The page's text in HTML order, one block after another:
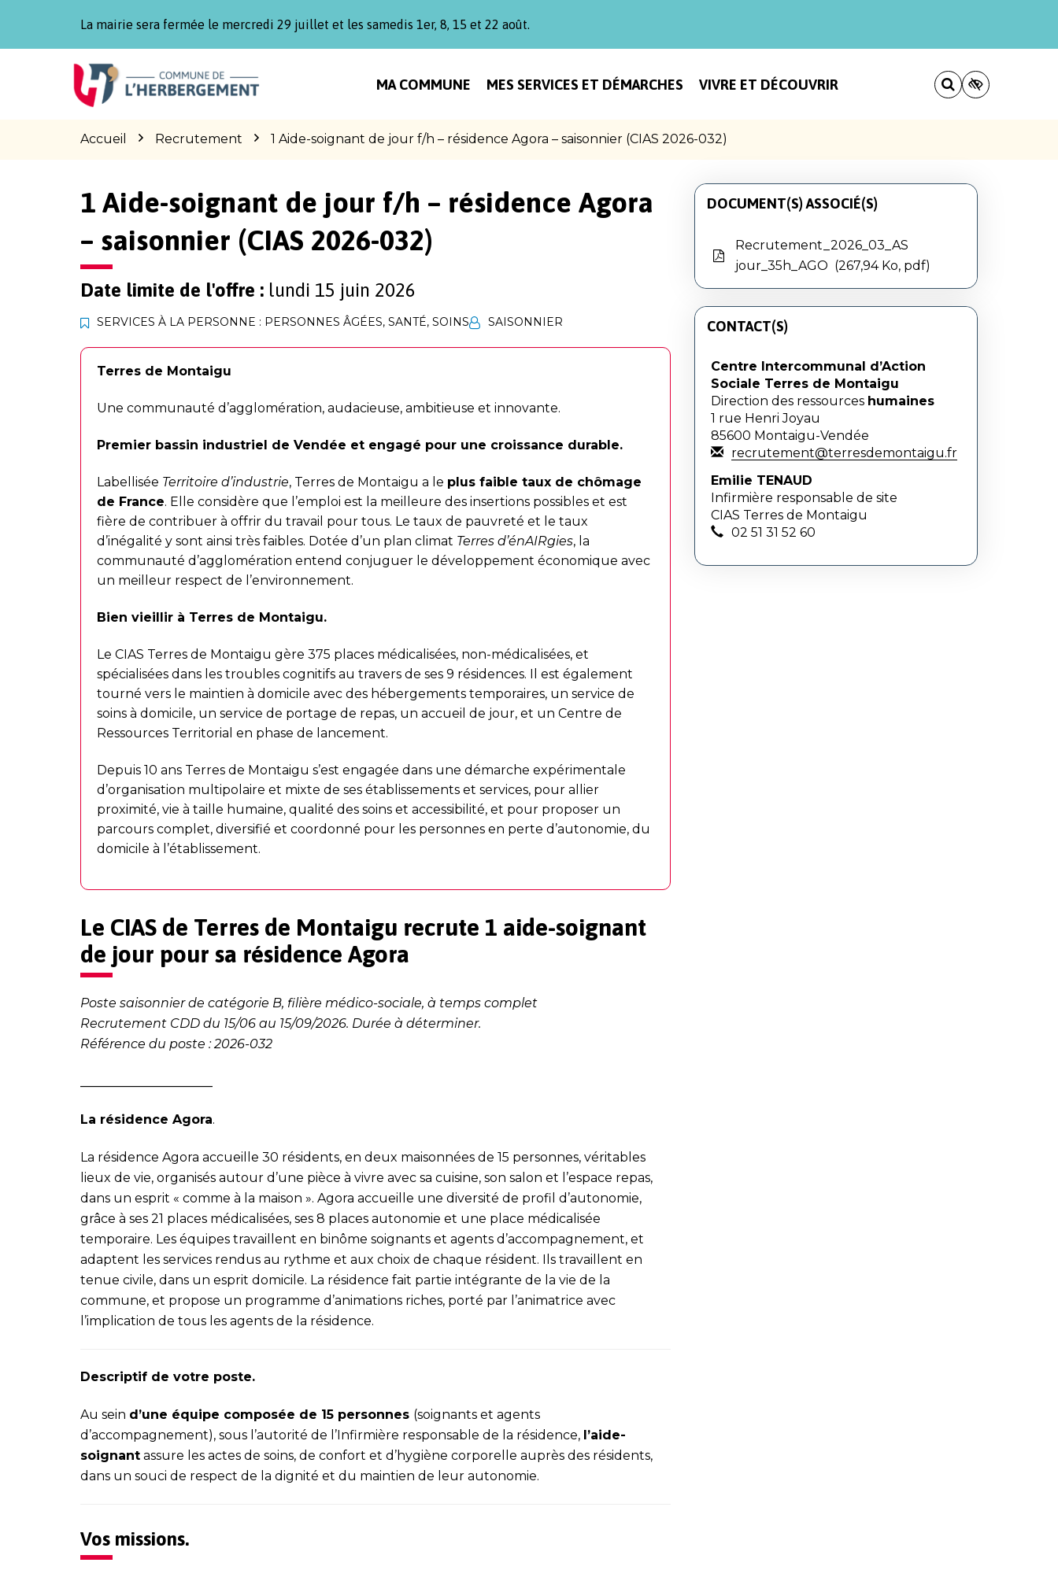
La mairie sera fermée le mercredi 29 juillet et les samedis 1er, 8, 15 et 22 août.
MA COMMUNE MES SERVICES ET DÉMARCHES VIVRE ET DÉCOUVRIR
Accueil Recrutement 1 Aide-soignant de jour f/h – résidence Agora – saisonnier (CIAS 2026-032)
1 Aide-soignant de jour f/h – résidence Agora
– saisonnier (CIAS 2026-032)
Date limite de l'offre : lundi 15 juin 2026
SERVICES À LA PERSONNE : PERSONNES ÂGÉES, SANTÉ, SOINS SAISONNIER
Terres de Montaigu
Une communauté d’agglomération, audacieuse, ambitieuse et innovante.
Premier bassin industriel de Vendée et engagé pour une croissance durable.
Labellisée Territoire d’industrie, Terres de Montaigu a le plus faible taux de chômage
de France. Elle considère que l’emploi est la meilleure des insertions possibles et est
fière de contribuer à offrir du travail pour tous. Le taux de pauvreté et le taux
d’inégalité y sont ainsi très faibles. Dotée d’un plan climat Terres d’énAIRgies, la
communauté d’agglomération entend conjuguer le développement économique avec
un meilleur respect de l’environnement.
Bien vieillir à Terres de Montaigu.
Le CIAS Terres de Montaigu gère 375 places médicalisées, non-médicalisées, et
spécialisées dans les troubles cognitifs au travers de ses 9 résidences. Il est également
tourné vers le maintien à domicile avec des hébergements temporaires, un service de
soins à domicile, un service de portage de repas, un accueil de jour, et un Centre de
Ressources Territorial en phase de lancement.
Depuis 10 ans Terres de Montaigu s’est engagée dans une démarche expérimentale
d’organisation multipolaire et mixte de ses établissements et services, pour allier
proximité, vie à taille humaine, qualité des soins et accessibilité, et pour proposer un
parcours complet, diversifié et coordonné pour les personnes en perte d’autonomie, du
domicile à l’établissement.
Le CIAS de Terres de Montaigu recrute 1 aide-soignant
de jour pour sa résidence Agora
Poste saisonnier de catégorie B, filière médico-sociale, à temps complet
Recrutement CDD du 15/06 au 15/09/2026. Durée à déterminer.
Référence du poste : 2026-032
La résidence Agora.
La résidence Agora accueille 30 résidents, en deux maisonnées de 15 personnes, véritables
lieux de vie, organisés autour d’une pièce à vivre avec sa cuisine, son salon et l’espace repas,
dans un esprit « comme à la maison ». Agora accueille une diversité de profil d’autonomie,
grâce à ses 21 places médicalisées, ses 8 places autonomie et une place médicalisée
temporaire. Les équipes travaillent en binôme soignants et agents d’accompagnement, et
adaptent les services rendus au rythme et aux choix de chaque résident. Ils travaillent en
tenue civile, dans un esprit domicile. La résidence fait partie intégrante de la vie de la
commune, et propose un programme d’animations riches, porté par l’animatrice avec
l’implication de tous les agents de la résidence.
Descriptif de votre poste.
Au sein d’une équipe composée de 15 personnes (soignants et agents
d’accompagnement), sous l’autorité de l’Infirmière responsable de la résidence, l’aide-
soignant assure les actes de soins, de confort et d’hygiène corporelle auprès des résidents,
dans un souci de respect de la dignité et du maintien de leur autonomie.
Vos missions.
DOCUMENT(S) ASSOCIÉ(S)
Recrutement_2026_03_AS
jour_35h_AGO
267,94 Ko, pdf
CONTACT(S)
Centre Intercommunal d’Action
Sociale Terres de Montaigu
Direction des ressources humaines
1 rue Henri Joyau
85600 Montaigu-Vendée
recrutement@terresdemontaigu.fr
Emilie TENAUD
Infirmière responsable de site
CIAS Terres de Montaigu
02 51 31 52 60